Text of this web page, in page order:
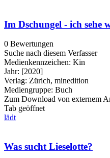
Im Dschungel - ich sehe
0 Bewertungen
Suche nach diesem Verfasser
Medienkennzeichen: Kin
Jahr: [2020]
Verlag: Zürich, minedition
Mediengruppe: Buch
Zum Download von externem
Tab geöffnet
lädt
Was sucht Lieselotte?